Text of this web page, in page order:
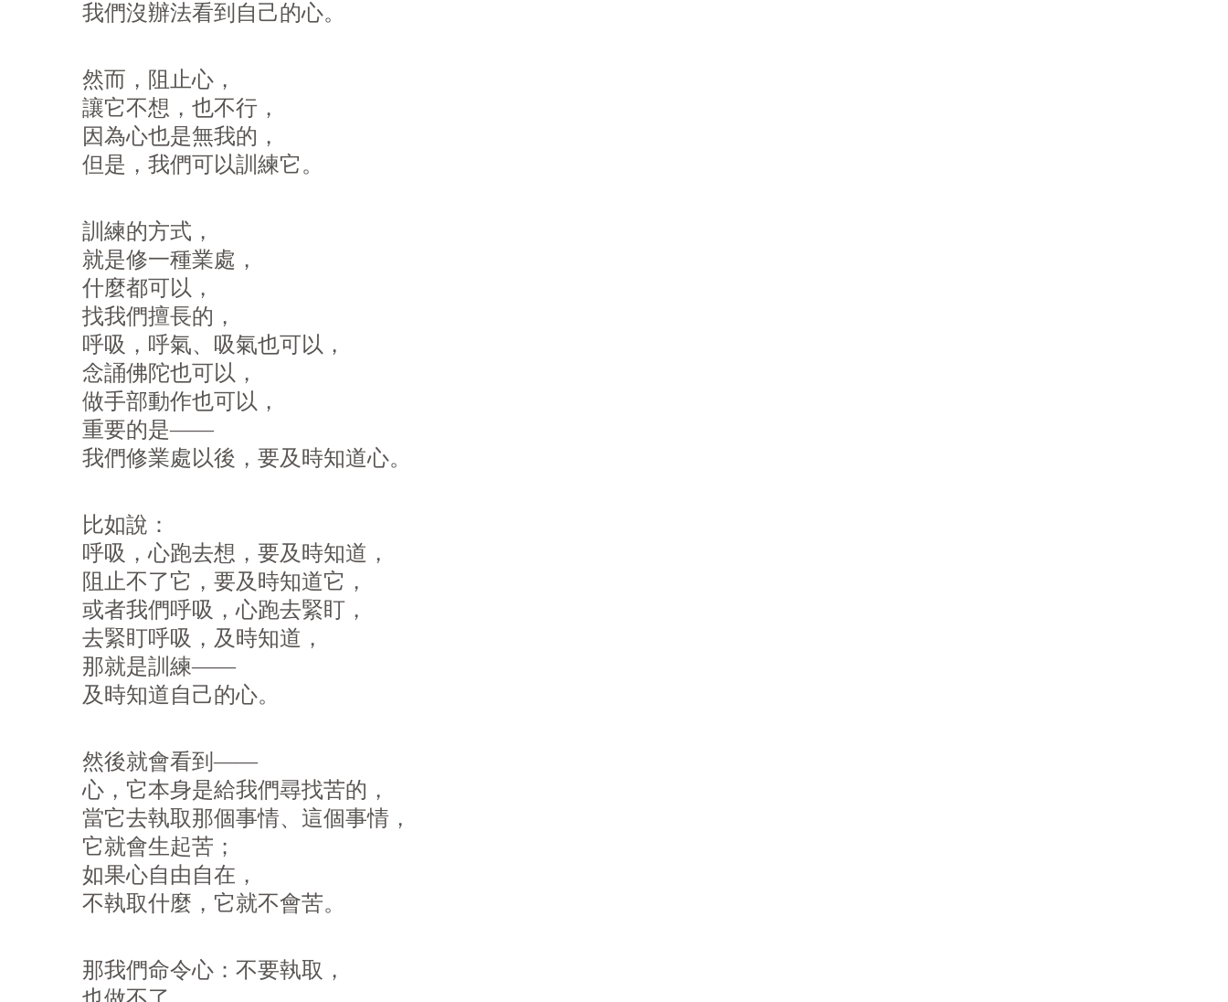
我們沒辦法看到自己的心。
然而，阻止心，
讓它不想，也不行，
因為心也是無我的，
但是，我們可以訓練它。
訓練的方式，
就是修一種業處，
什麼都可以，
找我們擅長的，
呼吸，呼氣、吸氣也可以，
念誦佛陀也可以，
做手部動作也可以，
重要的是——
我們修業處以後，要及時知道心。
比如說：
呼吸，心跑去想，要及時知道，
阻止不了它，要及時知道它，
或者我們呼吸，心跑去緊盯，
去緊盯呼吸，及時知道，
那就是訓練——
及時知道自己的心。
然後就會看到——
心，它本身是給我們尋找苦的，
當它去執取那個事情、這個事情，
它就會生起苦；
如果心自由自在，
不執取什麼，它就不會苦。
那我們命令心：不要執取，